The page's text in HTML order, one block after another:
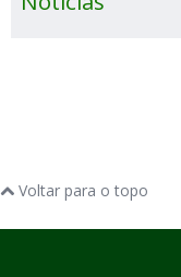
Voltar para o topo